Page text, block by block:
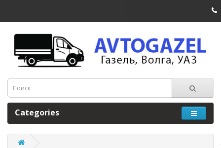
Categories